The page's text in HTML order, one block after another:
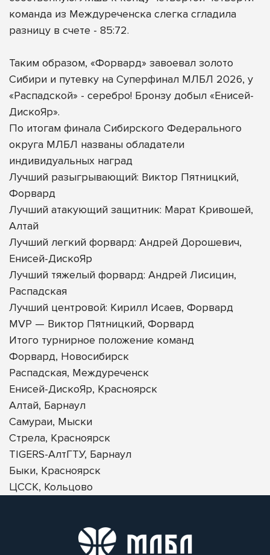
команда из Междуреченска слегка сгладила
разницу в счете - 85:72.
Таким образом, «Форвард» завоевал золото
Сибири и путевку на Суперфинал МЛБЛ 2026, у
«Распадской» - серебро! Бронзу добыл «Енисей-
ДискоЯр».
По итогам финала Сибирского Федерального
округа МЛБЛ названы обладатели
индивидуальных наград
Лучший разыгрывающий: Виктор Пятницкий,
Форвард
Лучший атакующий защитник: Марат Кривошей,
Алтай
Лучший легкий форвард: Андрей Дорошевич,
Енисей-ДискоЯр
Лучший тяжелый форвард: Андрей Лисицин,
Распадская
Лучший центровой: Кирилл Исаев, Форвард
MVP — Виктор Пятницкий, Форвард
Итого турнирное положение команд
Форвард, Новосибирск
Распадская, Междуреченск
Енисей-ДискоЯр, Красноярск
Алтай, Барнаул
Самураи, Мыски
Стрела, Красноярск
TIGERS-АлтГТУ, Барнаул
Быки, Красноярск
ЦССК, Кольцово